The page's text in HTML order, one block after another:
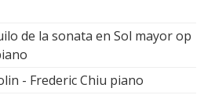
de la sonata en Sol mayor op
- Frederic Chiu piano